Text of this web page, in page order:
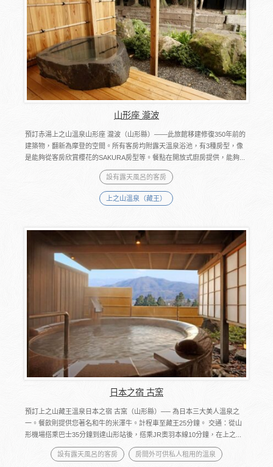
山形座 瀧波
預訂赤湯上之山溫泉山形座 瀧波（山形縣）――此旅館移建修復350年前的
建築物，翻新為摩登的空間。所有客房均附露天溫泉浴池，有3種房型，像
是能夠從客房欣賞櫻花的SAKURA房型等。餐點在開放式廚房提供，能夠...
設有露天風呂的客房
上之山溫泉（藏王）
日本之宿 古窯
預訂上之山藏王溫泉日本之宿 古窯（山形縣）── 為日本三大美人溫泉之
一。餐飲則提供您著名和牛的米澤牛。計程車至藏王25分鐘。 交通：從山
形機場搭乘巴士35分鐘到達山形站後，搭乘JR奧羽本線10分鐘，在上之...
設有露天風呂的客房 房間外可供私人租用的溫泉